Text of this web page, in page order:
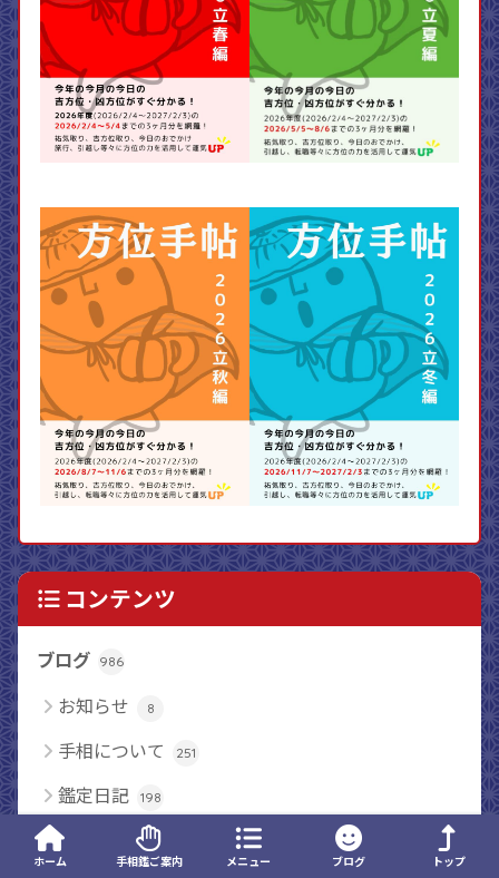
コンテンツ
ブログ 986
お知らせ 8
手相について 251
鑑定日記 198
鑑定の感想 87
ホーム 手相鑑ご案内 メニュー ブログ トップ